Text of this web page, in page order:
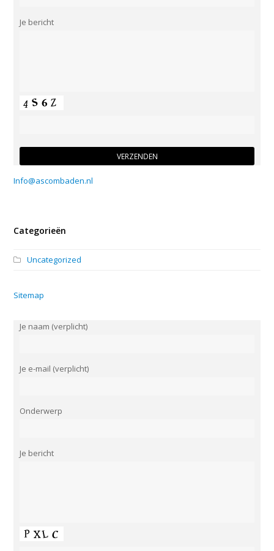
Je bericht
Info@ascombaden.nl
Categorieën
Uncategorized
Sitemap
Je naam (verplicht)
Je e-mail (verplicht)
Onderwerp
Je bericht